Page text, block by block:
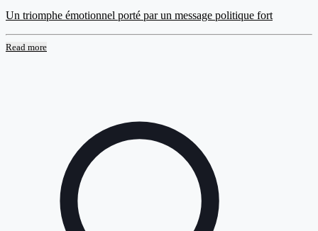
Un triomphe émotionnel porté par un message politique fort
Read more